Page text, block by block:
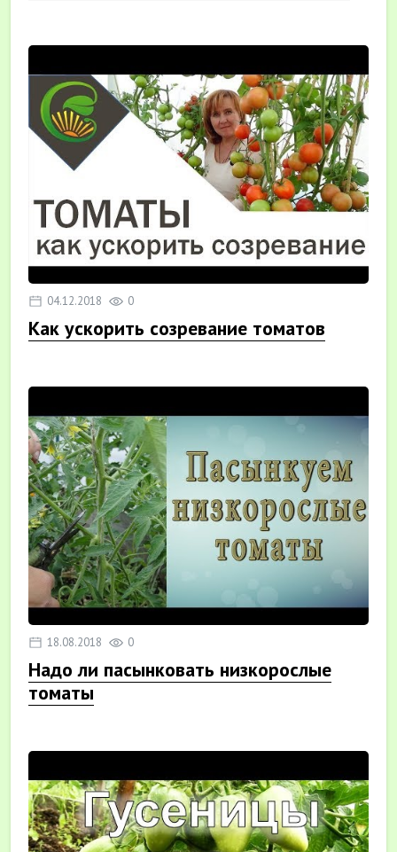
04.12.2018 0
Как ускорить созревание томатов
18.08.2018 0
Надо ли пасынковать низкорослые
томаты